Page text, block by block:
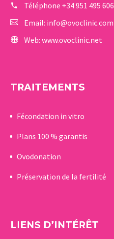
Téléphone +34 951 495 606
Email: info@ovoclinic.com
Web: www.ovoclinic.net
TRAITEMENTS
Fécondation in vitro
Plans 100 % garantis
Ovodonation
Préservation de la fertilité
LIENS D’INTÉRÊT